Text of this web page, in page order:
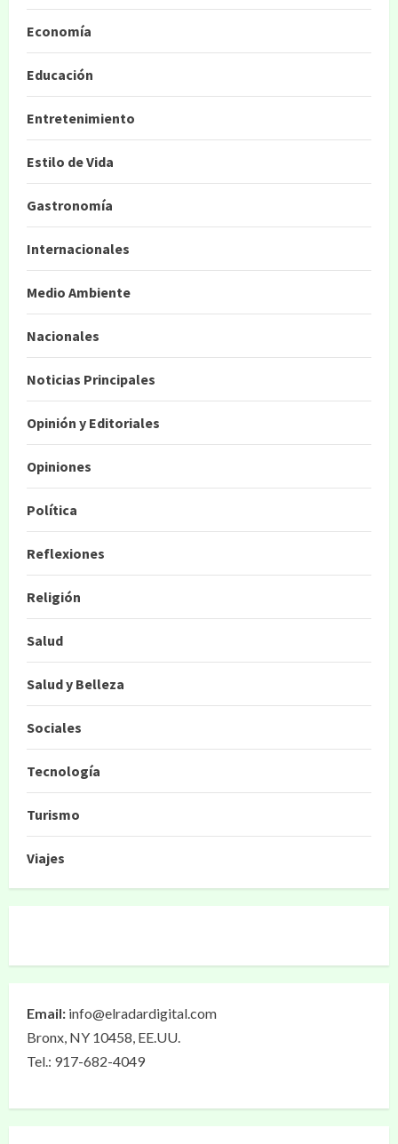
Economía
Educación
Entretenimiento
Estilo de Vida
Gastronomía
Internacionales
Medio Ambiente
Nacionales
Noticias Principales
Opinión y Editoriales
Opiniones
Política
Reflexiones
Religión
Salud
Salud y Belleza
Sociales
Tecnología
Turismo
Viajes
Email: info@elradardigital.com
Bronx, NY 10458, EE.UU.
Tel.: 917-682-4049